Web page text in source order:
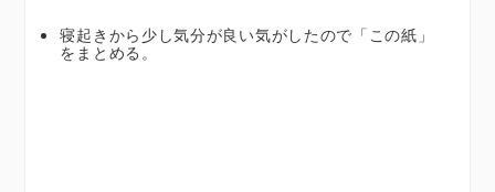
寝起きから少し気分が良い気がしたので「この紙」
をまとめる。